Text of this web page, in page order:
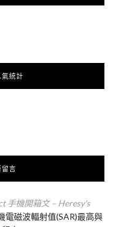
統計
言
手機開箱文 – Heresy's
電磁波輻射值(SAR)最高與